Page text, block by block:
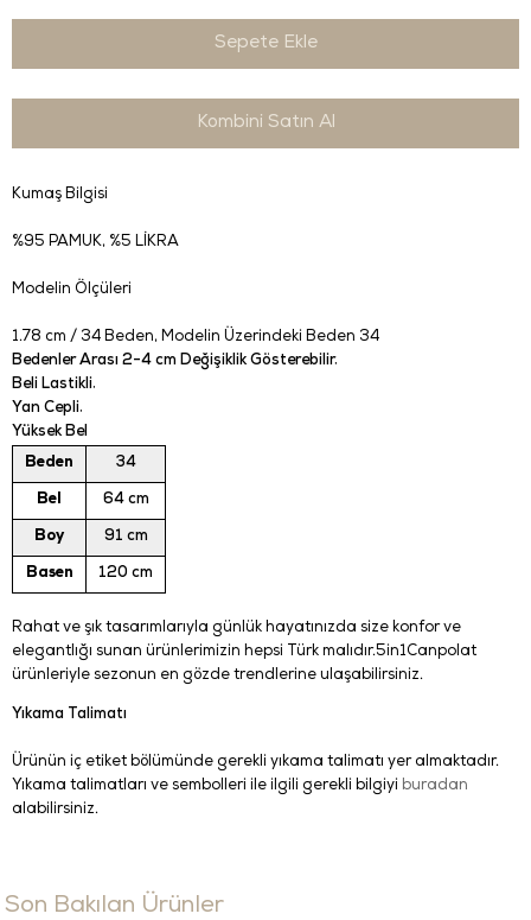
Kombini Satın Al
Kumaş Bilgisi
%95 PAMUK, %5 LİKRA
Modelin Ölçüleri
1.78 cm / 34 Beden, Modelin Üzerindeki Beden 34
Bedenler Arası 2-4 cm Değişiklik Gösterebilir.
Beli Lastikli.
Yan Cepli.
Yüksek Bel
Beden
34
Bel 64 cm
Boy 91 cm
Basen 120 cm
Rahat ve şık tasarımlarıyla günlük hayatınızda size konfor ve
elegantlığı sunan ürünlerimizin hepsi Türk malıdır.5in1Canpolat
ürünleriyle sezonun en gözde trendlerine ulaşabilirsiniz.
Yıkama Talimatı
Ürünün iç etiket bölümünde gerekli yıkama talimatı yer almaktadır.
Yıkama talimatları ve sembolleri ile ilgili gerekli bilgiyi buradan
alabilirsiniz.
Son Bakılan Ürünler